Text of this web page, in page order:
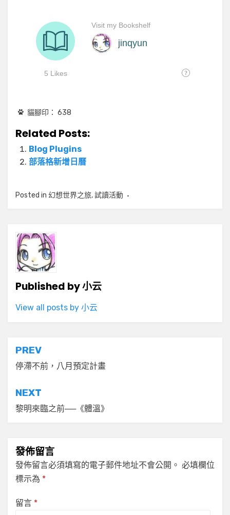
貓腳印： 638
Related Posts:
Blog Plugins
部落格新增日曆
Posted in 幻想世界之旅,試讀活動
Published by小云
View all posts by 小云
文
章
導
覽
PREV
停滯不前，八月預定計畫
NEXT
黎明來臨之前──《體溫》
發佈留言
發佈留言必須填寫的電子郵件地址不會公開。 必填欄位
標示為 *
留言 *